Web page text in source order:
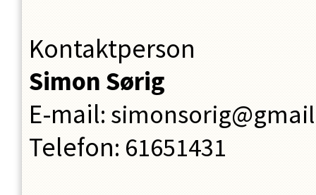
Kontaktperson
Simon Sørig
E-mail:
Telefon: 61651431